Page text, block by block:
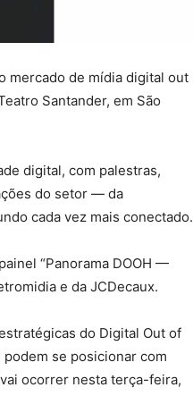
mercado de mídia digital out
Santander, em São
digital, com palestras,
do setor — da
cada vez mais conectado.
“Panorama DOOH —
e da JCDecaux.
do Digital Out of
se posicionar com
ocorrer nesta terça-feira,